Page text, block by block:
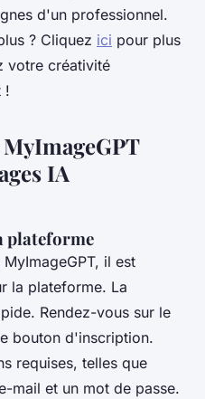
d'un professionnel.
? Cliquez ici pour plus
votre créativité
!
IA
plateforme
il est
la plateforme. La
Rendez-vous sur le
bouton d'inscription.
requises, telles que
mail et un mot de passe.